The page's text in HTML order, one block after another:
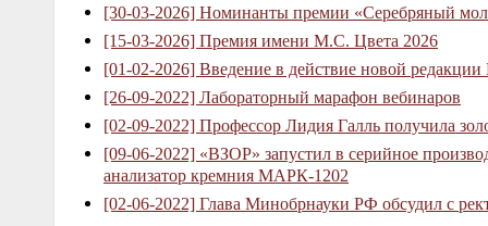
[30-03-2026] Номинанты премии «Серебряный
[15-03-2026] Премия имени М.С. Цвета 2026
[01-02-2026] Введение в действие новой
[26-09-2022] Лабораторный марафон вебинаров
[02-09-2022] Профессор Лидия Галль получила
[09-06-2022] «ВЗОР» запустил в серийное
анализатор кремния МАРК-1202
[02-06-2022] Глава Минобрнауки РФ обсудил с